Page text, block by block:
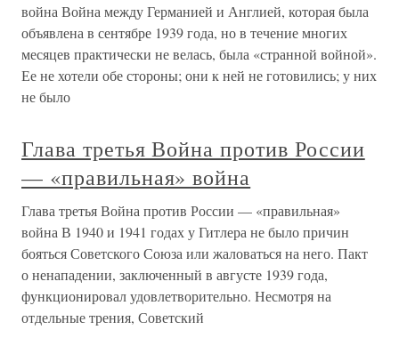
война Война между Германией и Англией, которая была
объявлена в сентябре 1939 года, но в течение многих
месяцев практически не велась, была «странной войной».
Ее не хотели обе стороны; они к ней не готовились; у них
не было
Глава третья Война против России
— «правильная» война
Глава третья Война против России — «правильная»
война В 1940 и 1941 годах у Гитлера не было причин
бояться Советского Союза или жаловаться на него. Пакт
о ненападении, заключенный в августе 1939 года,
функционировал удовлетворительно. Несмотря на
отдельные трения, Советский